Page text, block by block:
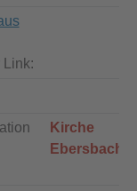
Link:
Kirche
Ebersbach